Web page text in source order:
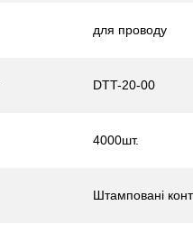
для проводу
DTT-20-00
4000шт.
Штамповані